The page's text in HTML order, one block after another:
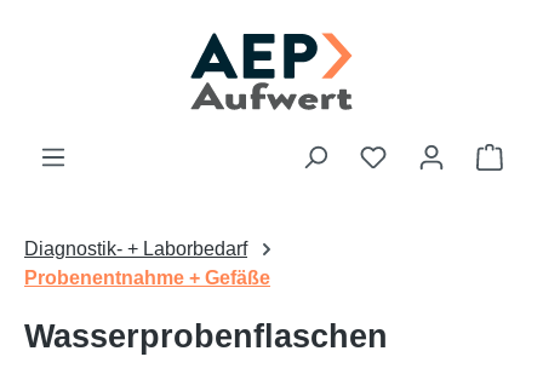
Du hast 0
Diagnostik- + Laborbedarf
Probenentnahme + Gefäße
Wasserprobenflaschen